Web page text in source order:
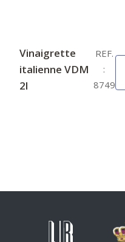
Vinaigrette
italienne VDM
2l
REF.
:
8749